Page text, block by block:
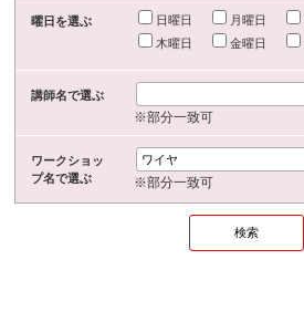
曜日を選ぶ 日曜日 月曜日
木曜日
金曜日
講師名で選ぶ
※部分一致可
ワークショッ
プ名で選ぶ
※部分一致可